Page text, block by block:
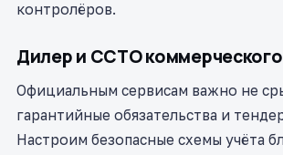
контролёров.
Дилер и ССТО
Официальным сервисам важно не
гарантийные обязательства и
Настроим безопасные схемы учёта